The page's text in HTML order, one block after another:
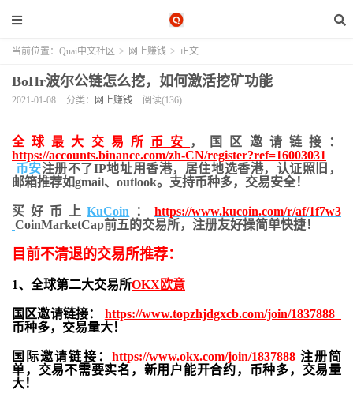
当前位置： Quai中文社区 > 网上赚钱 > 正文
BoHr波尔公链怎么挖，如何激活挖矿功能
2021-01-08 分类： 网上赚钱 阅读(136)
全球最大交易所 币安
，国区邀请链接：
https://accounts.binance.com/zh-CN/register?ref=16003031
币安注册不了IP地址用香港，居住地选香港，认证照旧，
邮箱推荐如gmail、outlook。支持币种多，交易安全！
买好币上KuCoin ：https://www.kucoin.com/r/af/1f7w3
CoinMarketCap前五的交易所，注册友好操简单快捷！
目前不清退的交易所推荐：
1、全球第二大交易所OKX欧意
国区邀请链接： https://www.topzhjdgxcb.com/join/1837888
币种多，交易量大！
国际邀请链接： https://www.okx.com/join/1837888注册简
单，交易不需要实名，新用户能开合约， 币种多，交易量
大！